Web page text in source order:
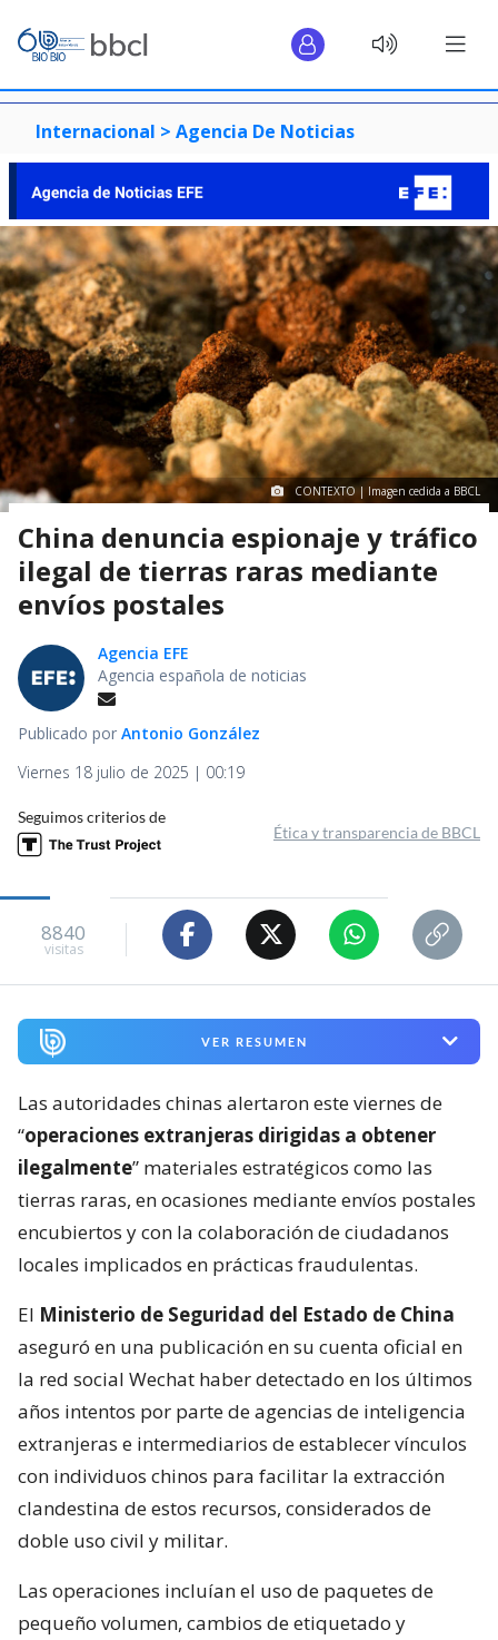
Internacional > Agencia De Noticias
CONTEXTO | Imagen cedida a BBCL
China denuncia espionaje y tráfico
ilegal de tierras raras mediante
envíos postales
Agencia EFE
Agencia española de noticias
Publicado por Antonio González
Viernes 18 julio de 2025 | 00:19
Seguimos criterios de
Ética y transparencia de BBCL
8840
visitas
VER RESUMEN
Las autoridades chinas alertaron este viernes de
“operaciones extranjeras dirigidas a obtener
ilegalmente” materiales estratégicos como las
tierras raras, en ocasiones mediante envíos postales
encubiertos y con la colaboración de ciudadanos
locales implicados en prácticas fraudulentas.
El Ministerio de Seguridad del Estado de China
aseguró en una publicación en su cuenta oficial en
la red social Wechat haber detectado en los últimos
años intentos por parte de agencias de inteligencia
extranjeras e intermediarios de establecer vínculos
con individuos chinos para facilitar la extracción
clandestina de estos recursos, considerados de
doble uso civil y militar.
Las operaciones incluían el uso de paquetes de
pequeño volumen, cambios de etiquetado y